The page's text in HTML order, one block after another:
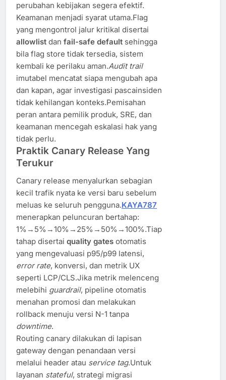
perubahan kebijakan segera efektif.
Keamanan menjadi syarat utama.Flag
yang mengontrol jalur kritikal disertai
allowlist dan fail-safe default sehingga
bila flag store tidak tersedia, sistem
kembali ke perilaku aman.Audit trail
imutabel mencatat siapa mengubah apa
dan kapan, agar investigasi pascainsiden
tidak kehilangan konteks.Pemisahan
peran antara pemilik produk, SRE, dan
keamanan mencegah eskalasi hak yang
tidak perlu.
Praktik Canary Release Yang
Terukur
Canary release menyalurkan sebagian
kecil trafik nyata ke versi baru sebelum
meluas ke seluruh pengguna.KAYA787
menerapkan peluncuran bertahap:
1%→5%→10%→25%→50%→100%.Tiap
tahap disertai quality gates otomatis
yang mengevaluasi p95/p99 latensi,
error rate, konversi, dan metrik UX
seperti LCP/CLS.Jika metrik melenceng
melebihi guardrail, pipeline otomatis
menahan promosi dan melakukan
rollback menuju versi N-1 tanpa
downtime.
Routing canary dilakukan di lapisan
gateway dengan penandaan versi
melalui header atau service tag.Untuk
layanan stateful, strategi migrasi